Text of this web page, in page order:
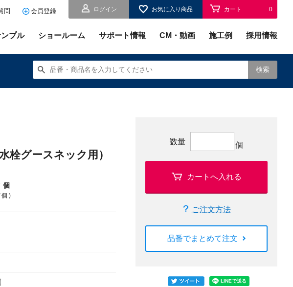
ログイン お気に入り商品 カート 0
問 会員登録
プル ショールーム サポート情報 CM・動画 施工例 採用情報
検索
栓グースネック用）
個
個 )
数量 個
カートへ入れる
ご注文方法
品番でまとめて注文